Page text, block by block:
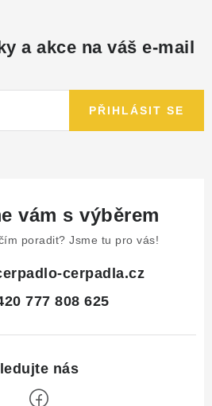
a akce na váš e-mail
PŘIHLÁSIT SE
vám s výběrem
poradit? Jsme tu pro vás!
cerpadla.cz
777 808 625